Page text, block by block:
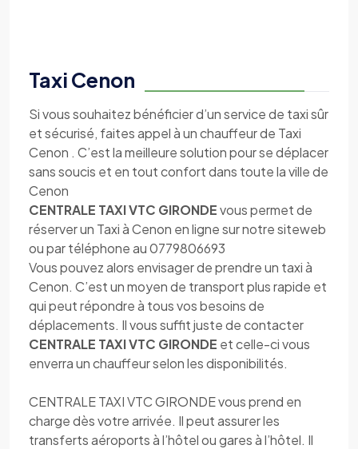
Taxi Cenon
Si vous souhaitez bénéficier d’un service de taxi sûr
et sécurisé, faites appel à un chauffeur de Taxi
Cenon . C’est la meilleure solution pour se déplacer
sans soucis et en tout confort dans toute la ville de
Cenon
CENTRALE TAXI VTC GIRONDEvous permet de
réserver un Taxi à Cenon en ligne sur notre siteweb
ou par téléphone au 0779806693
Vous pouvez alors envisager de prendre un taxi à
Cenon. C’est un moyen de transport plus rapide et
qui peut répondre à tous vos besoins de
déplacements. Il vous suffit juste de contacter
CENTRALE TAXI VTC GIRONDE et celle-ci vous
enverra un chauffeur selon les disponibilités.
CENTRALE TAXI VTC GIRONDE vous prend en
charge dès votre arrivée. Il peut assurer les
transferts aéroports à l’hôtel ou gares à l’hôtel. Il